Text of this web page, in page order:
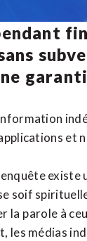
et
soif
la parole à
les médias